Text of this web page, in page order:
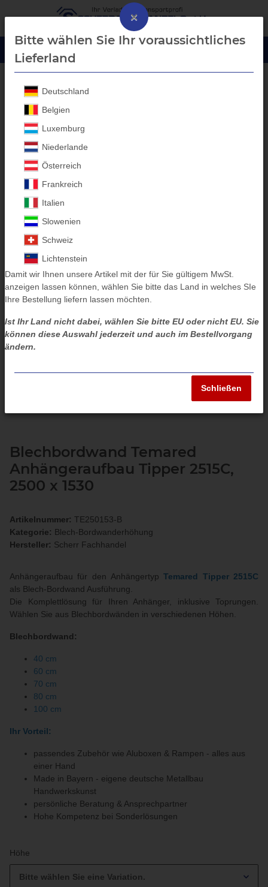
Blech-Bordwanderhöhung
Blechbordwand Temared
Anhängeraufbau Tipper 2515C,
2500 x 1530
Artikelnummer: TE250153-B
Kategorie: Blech-Bordwanderhöhung
Hersteller: Scherr Fachhandel
Anhängeraufbau für den AnhängertypTemared Tipper 2515C
als Blech-Bordwand Ausführung.
Die Komplettlösung für Ihren Anhänger, inklusive Toprungen.
Wählen Sie aus Blechbordwänden in verschiedenen Höhen.
Blechbordwand:
40 cm
60 cm
70 cm
80 cm
100 cm
Ihr Vorteil:
passendes Zubehör wie Aluboxen & Rampen - alles aus
einer Hand
Made in Bayern - eigene deutsche Metallbau
Handwerkskunst
persönliche Beratung & Ansprechpartner
Hohe Kompetenz bei Sonderlösungen
Höhe
Bitte wählen Sie eine Variation.
×
Bitte wählen Sie Ihr voraussichtliches
Lieferland
Deutschland
Belgien
Luxemburg
Niederlande
Österreich
Frankreich
Italien
Slowenien
Schweiz
Lichtenstein
Damit wir Ihnen unsere Artikel mit der für Sie gültigem MwSt.
anzeigen lassen können, wählen Sie bitte das Land in welches SIe
Ihre Bestellung liefern lassen möchten.
Ist Ihr Land nicht dabei, wählen Sie bitte EU oder nicht EU. Sie
können diese Auswahl jederzeit und auch im Bestellvorgang
ändern.
Schließen